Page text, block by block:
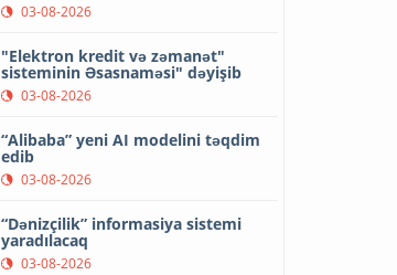
03-08-2026
"Elektron kredit və zəmanət"
sisteminin Əsasnaməsi" dəyişib
03-08-2026
“Alibaba” yeni AI modelini təqdim
edib
03-08-2026
“Dənizçilik” informasiya sistemi
yaradılacaq
03-08-2026